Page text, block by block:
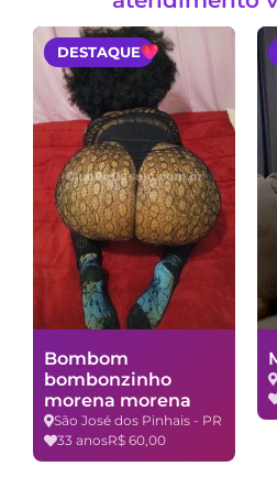
DESTAQUE
Bombom
bombonzinho
morena morena
São José dos Pinhais - PR
33 anosR$ 60,00